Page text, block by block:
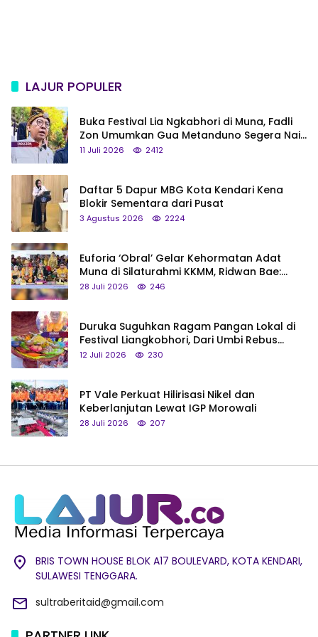
LAJUR POPULER
Buka Festival Lia Ngkabhori di Muna, Fadli
Zon Umumkan Gua Metanduno Segera Naik
Status Jadi Cagar Budaya Nasional
11 Juli 2026 2412
Daftar 5 Dapur MBG Kota Kendari Kena
Blokir Sementara dari Pusat
3 Agustus 2026 2224
Euforia ‘Obral’ Gelar Kehormatan Adat
Muna di Silaturahmi KKMM, Ridwan Bae:
Saya Bukan Tipe Begitu, Belum Pantas!
28 Juli 2026 246
Duruka Suguhkan Ragam Pangan Lokal di
Festival Liangkobhori, Dari Umbi Rebus
hingga Tumpeng Beras Muna
12 Juli 2026 230
PT Vale Perkuat Hilirisasi Nikel dan
Keberlanjutan Lewat IGP Morowali
28 Juli 2026 207
BRIS TOWN HOUSE BLOK A17 BOULEVARD, KOTA KENDARI,
SULAWESI TENGGARA.
sultraberitaid@gmail.com